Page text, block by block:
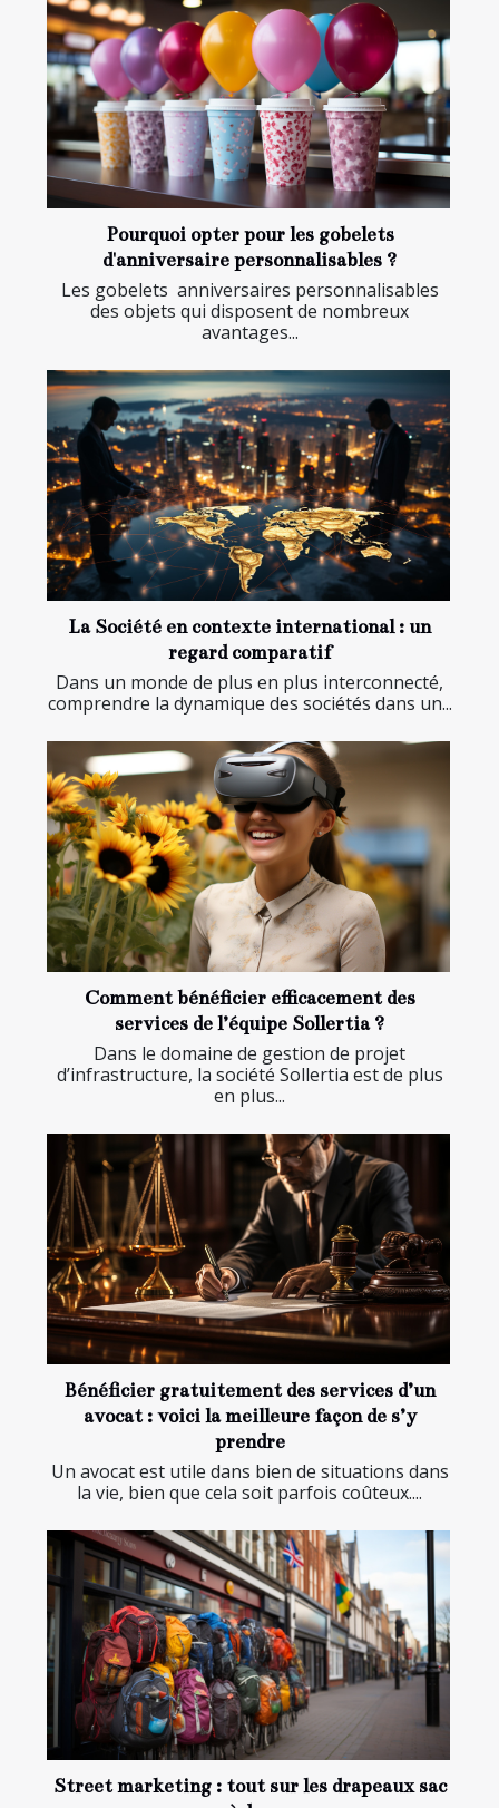
Pourquoi opter pour les gobelets
d'anniversaire personnalisables ?
Les gobelets anniversaires personnalisables
des objets qui disposent de nombreux
avantages...
La Société en contexte international : un
regard comparatif
Dans un monde de plus en plus interconnecté,
comprendre la dynamique des sociétés dans un...
Comment bénéficier efficacement des
services de l’équipe Sollertia ?
Dans le domaine de gestion de projet
d’infrastructure, la société Sollertia est de plus
en plus...
Bénéficier gratuitement des services d’un
avocat : voici la meilleure façon de s’y
prendre
Un avocat est utile dans bien de situations dans
la vie, bien que cela soit parfois coûteux....
Street marketing : tout sur les drapeaux sac